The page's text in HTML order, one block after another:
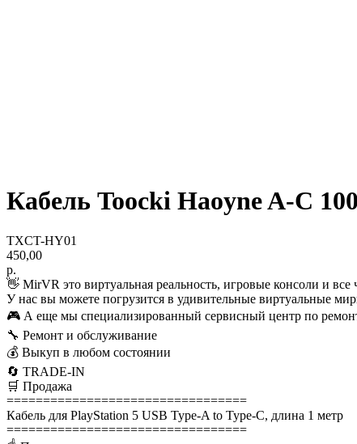
Кабель Toocki Haoyne A-C
TXCT-HY01
450,00
р.
👋 MirVR это виртуальная реальность, игровые консоли и все
У нас вы можете погрузится в удивительные виртуальные
🎮 А еще мы специализированный сервисный центр по
🔧 Ремонт и обслуживание
💰 Выкуп в любом состоянии
🔄 TRADE-IN
🛒 Продажа
=================================
Кабель для PlayStation 5 USB Type-A to Type-C, длина 1 метр
=================================